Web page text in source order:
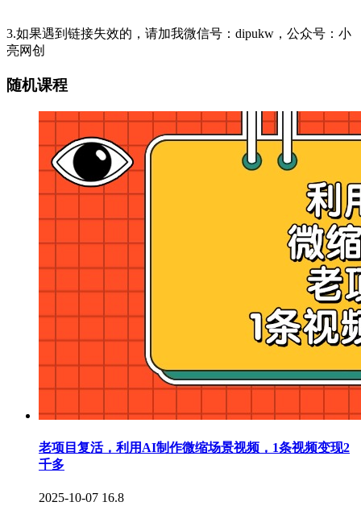
3.如果遇到链接失效的，请加我微信号：dipukw，公众号：小
亮网创
随机课程
老项目复活，利用AI制作微缩场景视频，1条视频变现2
千多
2025-10-07 16.8